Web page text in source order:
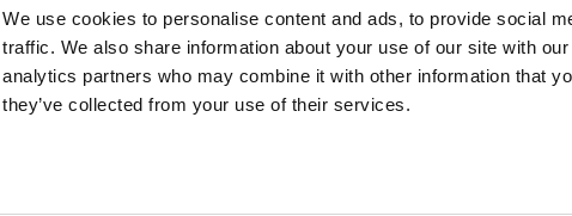
We use cookies to personalise content and ads, to provide social
traffic. We also share information about your use of our site with
analytics partners who may combine it with other information that
they’ve collected from your use of their services.
Webinare
Kurse vor Ort
Fragen & Antworten